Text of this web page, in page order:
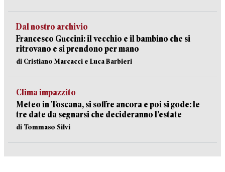
Dal nostro archivio
Francesco Guccini: il vecchio e il bambino che si
ritrovano e si prendono per mano
di Cristiano Marcacci e Luca Barbieri
Clima impazzito
Meteo in Toscana, si soffre ancora e poi si gode: le
tre date da segnarsi che decideranno l’estate
di Tommaso Silvi